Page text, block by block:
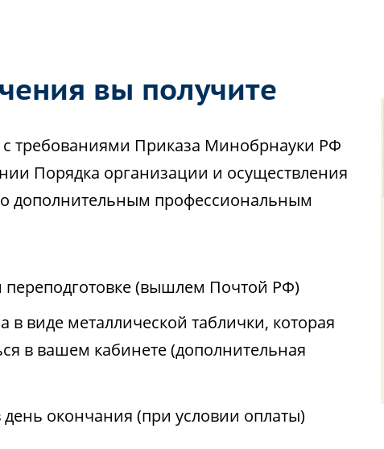
вы получите
с требованиями Приказа Минобрнауки РФ
Порядка организации и осуществления
дополнительным профессиональным
(вышлем Почтой РФ)
виде металлической таблички, которая
в вашем кабинете (дополнительная
окончания (при условии оплаты)